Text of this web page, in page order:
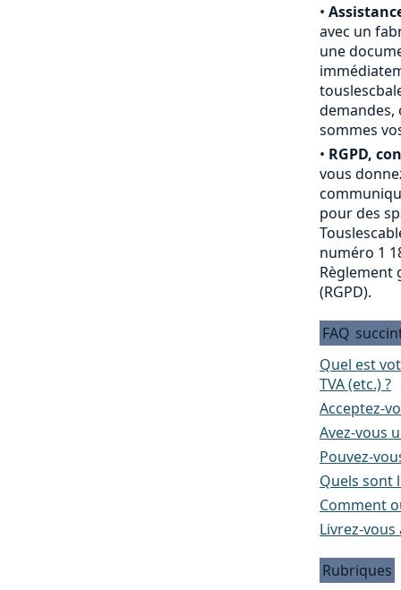
•
avec un
une
demandes,
sommes
• RGPD,
vous
pour des
numéro 1
Règlement
(RGPD).
FAQ
Quel est
TVA (etc.) ?
Acceptez-
Avez-vous
Pouvez-
Quels sont
Comment
Livrez-vous
Rubriques